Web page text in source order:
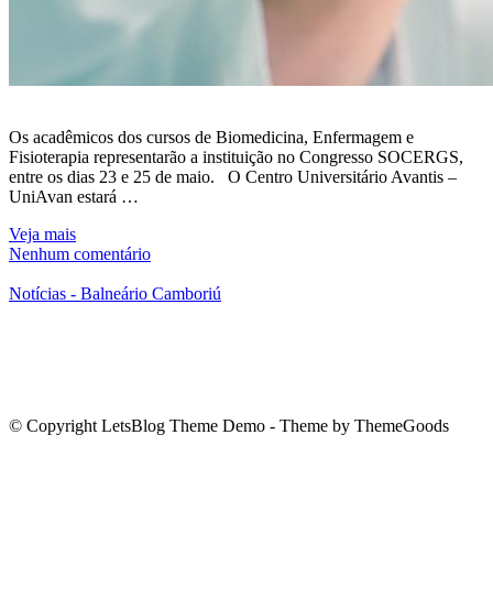
Os acadêmicos dos cursos de Biomedicina, Enfermagem e
Fisioterapia representarão a instituição no Congresso SOCERGS,
entre os dias 23 e 25 de maio. O Centro Universitário Avantis –
UniAvan estará …
Veja mais
Nenhum comentário
Notícias - Balneário Camboriú
© Copyright LetsBlog Theme Demo - Theme by ThemeGoods